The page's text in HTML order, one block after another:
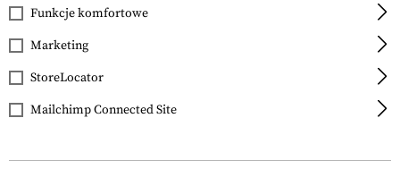
Funkcje komfortowe
Marketing
StoreLocator
Mailchimp Connected Site